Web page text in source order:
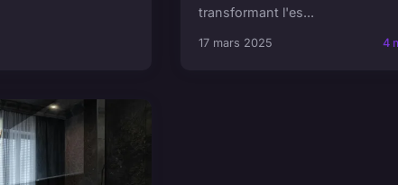
transformant l'es...
17 mars 2025 4